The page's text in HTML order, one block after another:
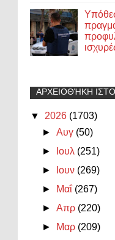
ΑΡΧΕΙΟΘΉΚΗ
▼ 2026 (1703)
►Αυγ (50)
►
Ιουλ (251)
►
Ιουν (269)
►
Μαΐ (267)
►Απρ (220)
►
Μαρ (209)